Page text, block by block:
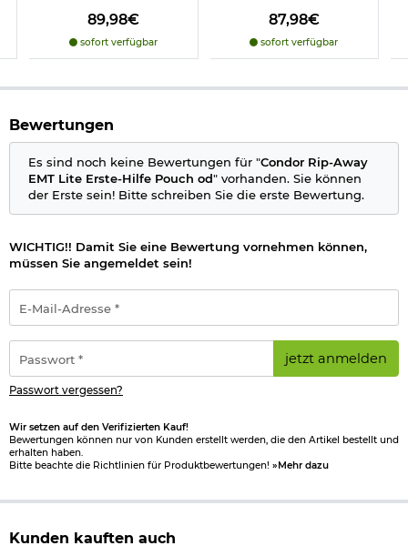
Molle-System
Klettfläche für Patches
Sortierung des Innenfaches durch elastische Schlaufen
Material: 600 Denier Nylon
Hersteller: Condor Outdoor
Herstellerinformationen
Verantwortliche Person für die EU
89,98€
sofort verfügbar
87,98€
sofort verfügbar
Bewertungen
Es sind noch keine Bewertungen für "Condor Rip-Away
EMT Lite Erste-Hilfe Pouch od" vorhanden. Sie können
der Erste sein! Bitte schreiben Sie die erste Bewertung.
WICHTIG!! Damit Sie eine Bewertung vornehmen können,
müssen Sie angemeldet sein!
Mail-
Adresse
*
jetzt anmelden
Passwort vergessen?
Wir setzen auf den Verifizierten Kauf!
Bewertungen können nur von Kunden erstellt werden, die den Artikel bestellt und
erhalten haben.
Bitte beachte die Richtlinien für Produktbewertungen! »Mehr dazu
Kunden kauften auch